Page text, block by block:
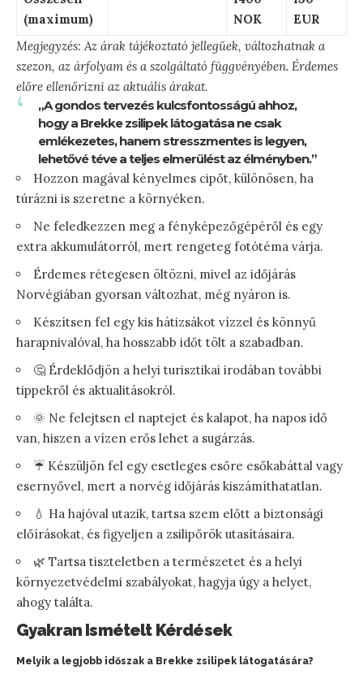
(maximum)
NOK
EUR
Megjegyzés: Az árak tájékoztató jellegűek, változhatnak a
szezon, az árfolyam és a szolgáltató függvényében. Érdemes
előre ellenőrizni az aktuális árakat.
„A gondos tervezés kulcsfontosságú ahhoz,
hogy a Brekke zsilipek látogatása ne csak
emlékezetes, hanem stresszmentes is legyen,
lehetővé téve a teljes elmerülést az élményben.”
Hozzon magával kényelmes cipőt, különösen, ha
túrázni is szeretne a környéken.
Ne feledkezzen meg a fényképezőgépéről és egy
extra akkumulátorról, mert rengeteg fotótéma várja.
Érdemes rétegesen öltözni, mivel az időjárás
Norvégiában gyorsan változhat, még nyáron is.
Készítsen fel egy kis hátizsákot vízzel és könnyű
harapnivalóval, ha hosszabb időt tölt a szabadban.
🤔 Érdeklődjön a helyi turisztikai irodában további
tippekről és aktualitásokról.
🌞 Ne felejtsen el naptejet és kalapot, ha napos idő
van, hiszen a vízen erős lehet a sugárzás.
☔ Készüljön fel egy esetleges esőre esőkabáttal vagy
esernyővel, mert a norvég időjárás kiszámíthatatlan.
💧 Ha hajóval utazik, tartsa szem előtt a biztonsági
előírásokat, és figyeljen a zsilipőrök utasításaira.
🌿 Tartsa tiszteletben a természetet és a helyi
környezetvédelmi szabályokat, hagyja úgy a helyet,
ahogy találta.
Gyakran Ismételt Kérdések
Melyik a legjobb időszak a Brekke zsilipek látogatására?